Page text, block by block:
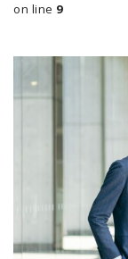
on line 9